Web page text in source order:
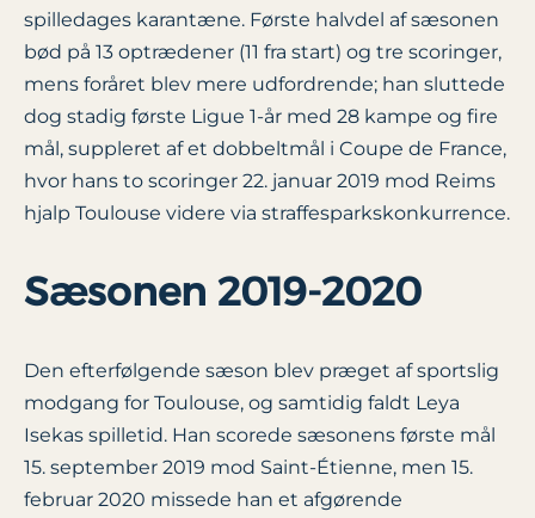
spilledages karantæne. Første halvdel af sæsonen
bød på 13 optrædener (11 fra start) og tre scoringer,
mens foråret blev mere udfordrende; han sluttede
dog stadig første Ligue 1-år med 28 kampe og fire
mål, suppleret af et dobbeltmål i Coupe de France,
hvor hans to scoringer 22. januar 2019 mod Reims
hjalp Toulouse videre via straffesparkskonkurrence.
Sæsonen 2019-2020
Den efterfølgende sæson blev præget af sportslig
modgang for Toulouse, og samtidig faldt Leya
Isekas spilletid. Han scorede sæsonens første mål
15. september 2019 mod Saint-Étienne, men 15.
februar 2020 missede han et afgørende